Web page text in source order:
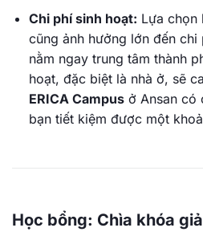
Chi phí sinh hoạt: Lựa chọn
cũng ảnh hưởng lớn đến chi
nằm ngay trung tâm thành
hoạt, đặc biệt là nhà ở, sẽ
ERICA Campusở Ansan có
bạn tiết kiệm được một
Học bổng: Chìa khóa